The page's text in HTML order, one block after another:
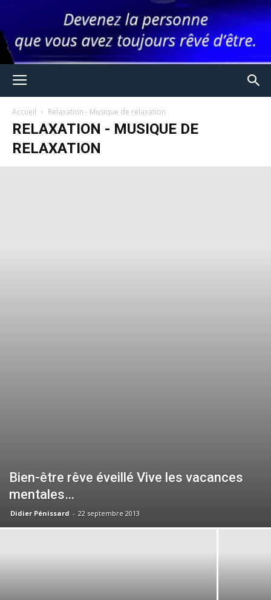
Accueil Relaxation - Musique de relaxation
RELAXATION - MUSIQUE DE
RELAXATION
Bien-être rêve éveillé Vive les vacances
mentales…
Didier Pénissard - 22 septembre 2013